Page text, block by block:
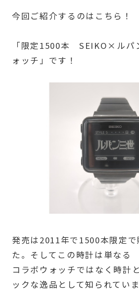
今回ご紹介するのはこちら！
「限定1500本 SEIKO×ルパ
ォッチ」です！
発売は2011年で1500本限定
た。そしてこの時計は単なる
コラボウォッチではなく時計
ックな逸品として知られていま